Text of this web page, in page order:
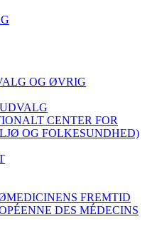
OG ØVRIG
CENTER FOR
OG FOLKESUNDHED)
FREMTID
DES MÉDECINS